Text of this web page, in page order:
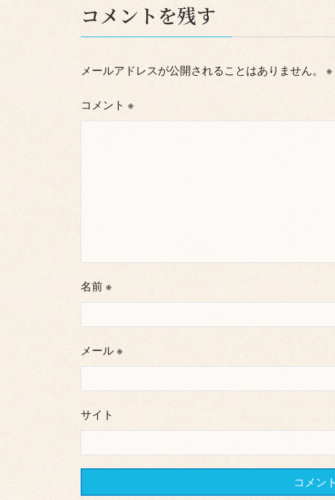
コメントを残す
メールアドレスが公開されることはありません。 ※
コメント ※
名前※
メール※
サイト